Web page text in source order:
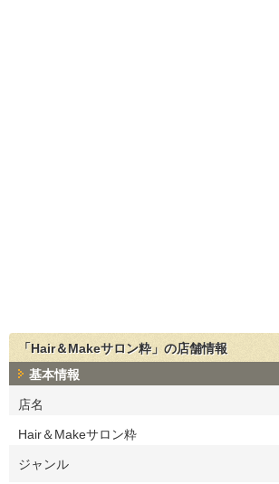
「Hair＆Makeサロン粋」の店舗情報
基本情報
店名
Hair＆Makeサロン粋
ジャンル